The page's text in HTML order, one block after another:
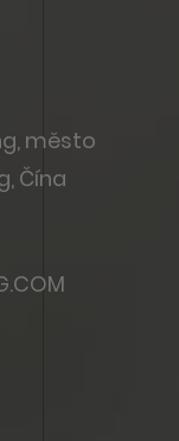
město
Čína